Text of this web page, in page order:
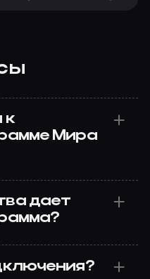
к
Мира
дает